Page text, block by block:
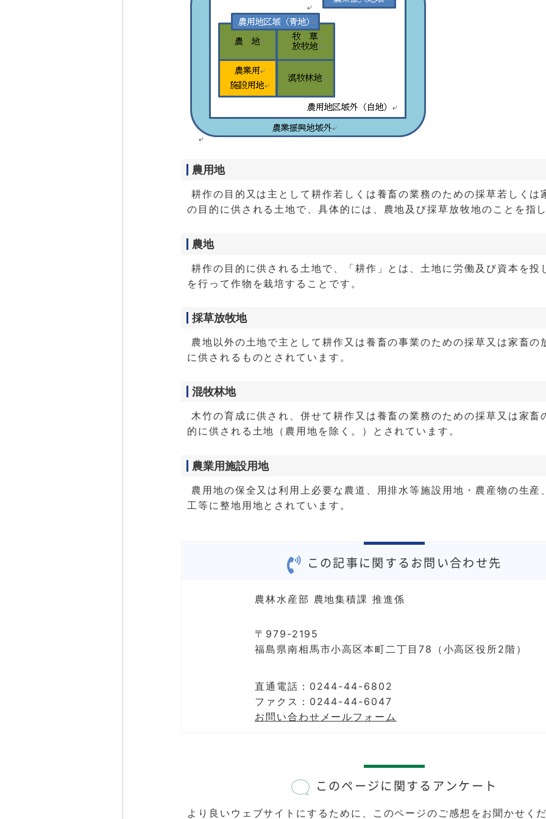
農用地
耕作の目的又は主として耕作若しくは養畜の業務のための採草若しくは
の目的に供される土地で、具体的には、農地及び採草放牧地のことを指
農地
耕作の目的に供される土地で、「耕作」とは、土地に労働及び資本を投
を行って作物を栽培することです。
採草放牧地
農地以外の土地で主として耕作又は養畜の事業のための採草又は家畜の
に供されるものとされています。
混牧林地
木竹の育成に供され、併せて耕作又は養畜の業務のための採草又は家畜
的に供される土地（農用地を除く。）とされています。
農業用施設用地
農用地の保全又は利用上必要な農道、用排水等施設用地・農産物の生産
工等に整地用地とされています。
この記事に関するお問い合わせ先
農林水産部 農地集積課 推進係
〒979-2195
福島県南相馬市小高区本町二丁目78（小高区役所2階）
直通電話：0244-44-6802
ファクス：0244-44-6047
お問い合わせメールフォーム
このページに関するアンケート
より良いウェブサイトにするために、このページのご感想をお聞かせく